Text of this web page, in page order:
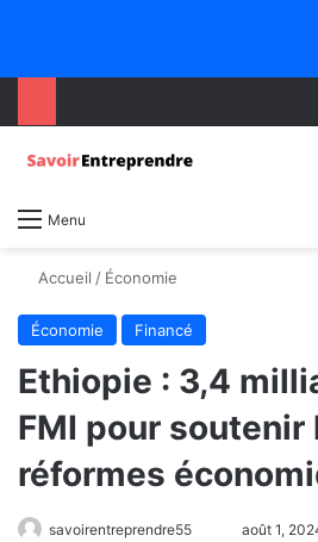
Menu
Accueil / Économie
Économie Financé
Ethiopie : 3,4
FMI pour soutenir
réformes
savoirentreprendre55 août 1,